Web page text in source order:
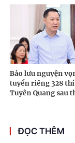
Bảo lưu nguyện
tuyển riêng 328
Tuyên Quang sau
ĐỌC THÊM